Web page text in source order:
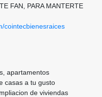
FAN, PARA MANTERTE
cointecbienesraices
apartamentos
casas a tu gusto
de viviendas